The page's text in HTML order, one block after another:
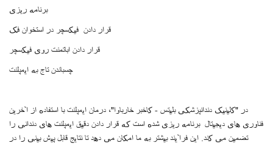
برنامه ریزی
قرار دادن اباتمنت روی فیکسچر
چسباندن تاج به ایمپلنت
در "کلینیک دندانپزشکی بلیتس - کاخبر خارباوا"، درمان ایمپلنت با استفاده از آخرین
فناوری های دیجیتال برنامه ریزی شده است که قرار دادن دقیق ایمپلنت های دندانی را
تضمین می کند. این فرآیند بیشتر به ما امکان می دهد تا نتایج قابل پیش بینی را در